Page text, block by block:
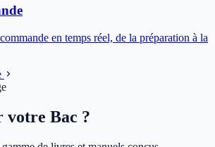
en temps réel, de la préparation à la
votre Bac ?